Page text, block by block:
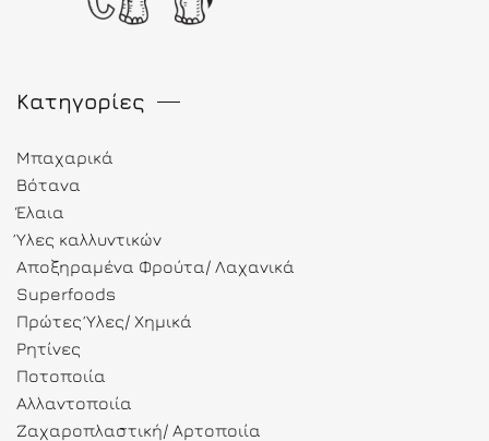
Κατηγορίες
Μπαχαρικά
Βότανα
Έλαια
Ύλες καλλυντικών
Αποξηραμένα Φρούτα/ Λαχανικά
Superfoods
Πρώτες Ύλες/ Χημικά
Ρητίνες
Ποτοποιία
Αλλαντοποιία
Ζαχαροπλαστική/ Αρτοποιία